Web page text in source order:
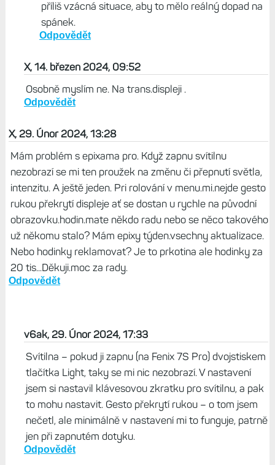
Odpovědět
Život s Garminem, 14. březen 2024, 10:10
RedShift je pouze pro AMOLED; na trans nedává moc
smysl.
Odpovědět
Na AMOLED mi to dává smysl víc (zejména při
always-on). Na transflektivním mi to ale taky dává
smysl ve chvíli, kdy displej svítí. Ale možná to bývá
příliš vzácná situace, aby to mělo reálný dopad na
spánek.
Odpovědět
X, 14. březen 2024, 09:52
Osobně myslím ne. Na trans.displeji .
Odpovědět
Mám problém s epixama pro. Když zapnu svítilnu
nezobrazí se mi ten proužek na změnu či přepnutí světla,
intenzitu. A ještě jeden. Pri rolování v menu.mi.nejde gesto
rukou překrytí displeje ať se dostan u rychle na původní
obrazovku.hodin.mate někdo radu nebo se něco takového
už někomu stalo? Mám epixy týden.vsechny aktualizace.
Nebo hodinky reklamovat? Je to prkotina ale hodinky za
20 tis...Děkuji.moc za rady.